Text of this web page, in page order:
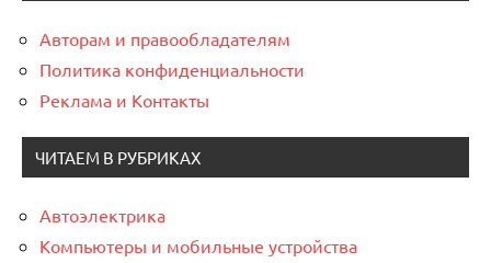
Авторам и правообладателям
Политика конфиденциальности
Реклама и Контакты
ЧИТАЕМ В РУБРИКАХ
Автоэлектрика
Компьютеры и мобильные устройства